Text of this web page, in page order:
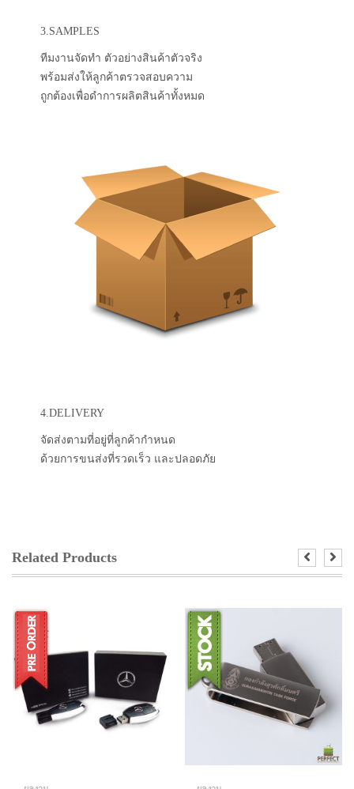
3.SAMPLES
ทีมงานจัดทำ ตัวอย่างสินค้าตัวจริง
พร้อมส่งให้ลูกค้าตรวจสอบความ
ถูกต้องเพื่อดำการผลิตสินค้าทั้งหมด
4.DELIVERY
จัดส่งตามที่อยู่ที่ลูกค้ากำหนด
ด้วยการขนส่งที่รวดเร็ว และปลอดภัย
Related Products